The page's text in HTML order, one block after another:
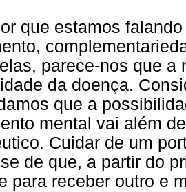
que estamos
parece-nos que a
da doença.
que a
mental vai além
Cuidar de um
de que, a partir do
para receber outro e